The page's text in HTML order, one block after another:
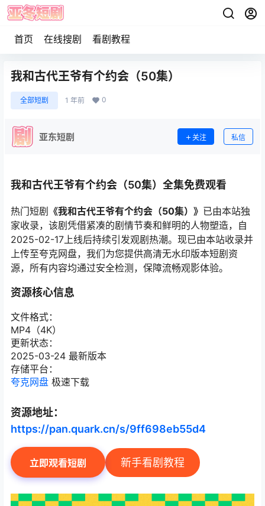
首页 在线搜剧 看剧教程
我和古代王爷有个约会（50集）
全部短剧 1 年前 0
亚东短剧 关注 私信
我和古代王爷有个约会（50集）全集免费观看
热门短剧 《我和古代王爷有个约会（50集）》 已由本站独
家收录，该剧凭借紧凑的剧情节奏和鲜明的人物塑造，自
2025-02-17上线后持续引发观剧热潮。现已由本站收录并
上传至夸克网盘，我们为您提供高清无水印版本短剧资
源，所有内容均通过安全检测，保障流畅观影体验。
资源核心信息
文件格式：
MP4（4K）
更新状态：
2025-03-24 最新版本
存储平台：
夸克网盘 极速下载
资源地址：
https://pan.quark.cn/s/9ff698eb55d4
立即观看短剧 新手看剧教程